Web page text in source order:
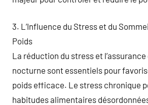
3. L’Influence du Stress et du
Poids
La réduction du stress et l’assurance
nocturne sont essentiels pour
poids efficace. Le stress chronique
habitudes alimentaires